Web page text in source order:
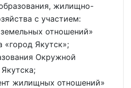
жилищно-
с участием:
отношений»
«город Якутск»;
Окружной
жилищных отношений»